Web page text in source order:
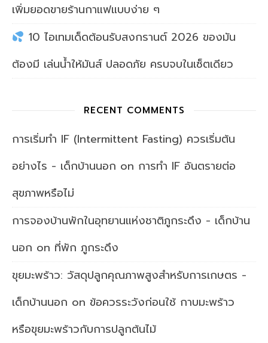
เพิ่มยอดขายร้านกาแฟแบบง่าย ๆ
10 ไอเทมเด็ดต้อนรับสงกรานต์ 2026 ของมัน
ต้องมี เล่นน้ำให้มันส์ ปลอดภัย ครบจบในเซ็ตเดียว
RECENT COMMENTS
การเริ่มทำ IF (Intermittent Fasting) ควรเริ่มต้น
อย่างไร - เด็กบ้านนอก on การทำ IF อันตรายต่อ
สุขภาพหรือไม่
การจองบ้านพักในอุทยานแห่งชาติภูกระดึง - เด็กบ้าน
นอก on ที่พัก ภูกระดึง
ขุยมะพร้าว: วัสดุปลูกคุณภาพสูงสำหรับการเกษตร -
เด็กบ้านนอก on ข้อควรระวังก่อนใช้ กาบมะพร้าว
หรือขุยมะพร้าวกับการปลูกต้นไม้